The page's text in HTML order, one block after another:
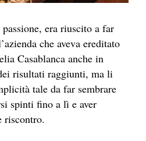
era riuscito a far
che aveva ereditato
Casablanca anche in
risultati raggiunti, ma li
tale da far sembrare
spinti fino a lì e aver
riscontro.